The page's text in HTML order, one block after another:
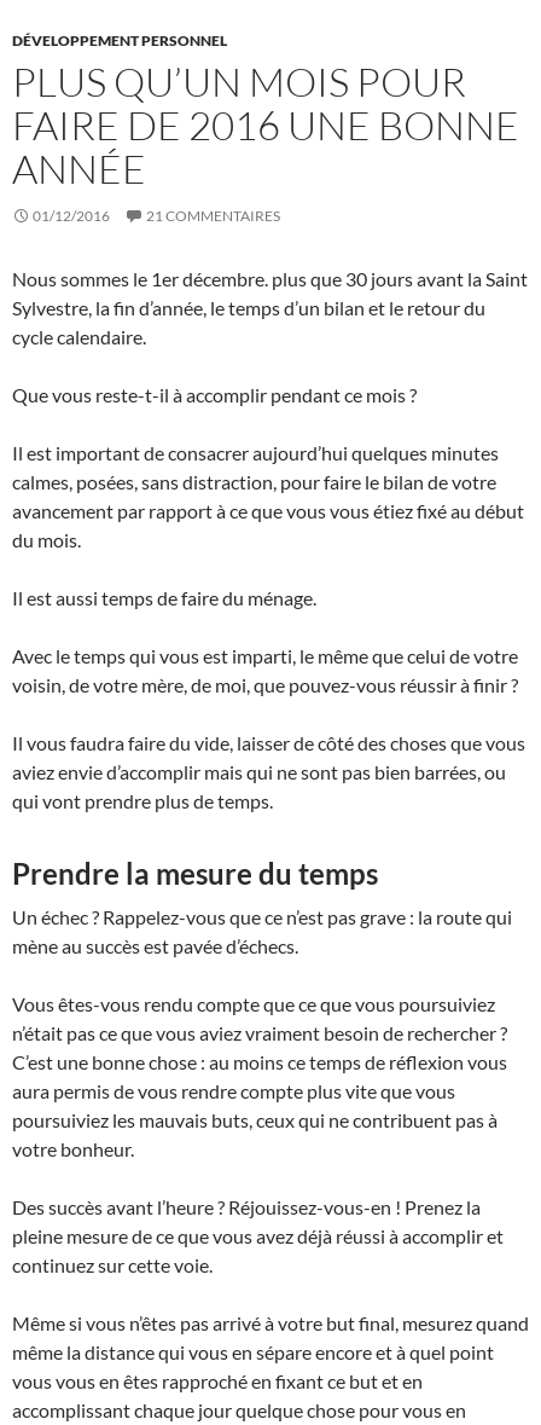
DÉVELOPPEMENT PERSONNEL
PLUS QU’UN MOIS POUR
FAIRE DE 2016 UNE BONNE
ANNÉE
01/12/2016 21 COMMENTAIRES
Nous sommes le 1er décembre. plus que 30 jours avant la Saint
Sylvestre, la fin d’année, le temps d’un bilan et le retour du
cycle calendaire.
Que vous reste-t-il à accomplir pendant ce mois ?
Il est important de consacrer aujourd’hui quelques minutes
calmes, posées, sans distraction, pour faire le bilan de votre
avancement par rapport à ce que vous vous étiez fixé au début
du mois.
Il est aussi temps de faire du ménage.
Avec le temps qui vous est imparti, le même que celui de votre
voisin, de votre mère, de moi, que pouvez-vous réussir à finir ?
Il vous faudra faire du vide, laisser de côté des choses que vous
aviez envie d’accomplir mais qui ne sont pas bien barrées, ou
qui vont prendre plus de temps.
Prendre la mesure du temps
Un échec ? Rappelez-vous que ce n’est pas grave : la route qui
mène au succès est pavée d’échecs.
Vous êtes-vous rendu compte que ce que vous poursuiviez
n’était pas ce que vous aviez vraiment besoin de rechercher ?
C’est une bonne chose : au moins ce temps de réflexion vous
aura permis de vous rendre compte plus vite que vous
poursuiviez les mauvais buts, ceux qui ne contribuent pas à
votre bonheur.
Des succès avant l’heure ? Réjouissez-vous-en ! Prenez la
pleine mesure de ce que vous avez déjà réussi à accomplir et
continuez sur cette voie.
Même si vous n’êtes pas arrivé à votre but final, mesurez quand
même la distance qui vous en sépare encore et à quel point
vous vous en êtes rapproché en fixant ce but et en
accomplissant chaque jour quelque chose pour vous en